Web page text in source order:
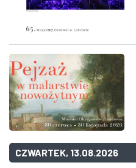
CZWARTEK, 13.08.2026